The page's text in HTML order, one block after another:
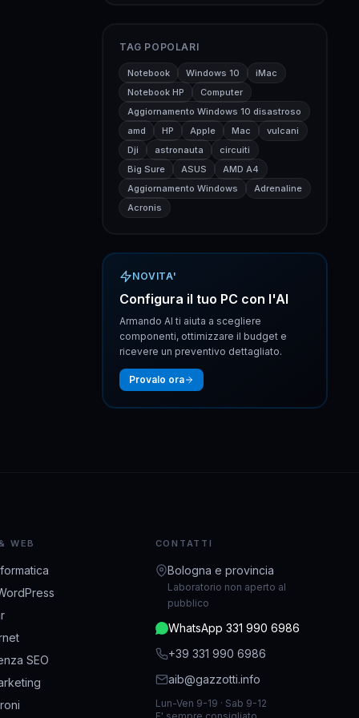
TAG POPOLARI
Notebook Windows 10
iMac
Notebook HP
Computer
Aggiornamento Windows 10 disastroso
amd
HP Apple Mac
vulcani
Dji
astronauta
circuiti
Big Sure
ASUS
AMD A4
Aggiornamento Windows
Adrenaline
Acronis
NOVITA'
Configura il tuo PC con l'AI
Armando AI ti aiuta a scegliere
componenti, ottimizzare il budget e
ricevere un preventivo dettagliato.
Provalo ora
WEB
SEO
CONTATTI
Bologna e provincia
Laboratorio non aperto al
pubblico
WhatsApp 331 990 6986
+39 331 990 6986
aib@gazzotti.info
Lun-Ven 9-19 · Sab 9-12